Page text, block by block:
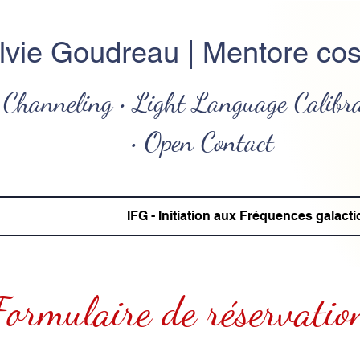
Goudreau | Mentore
Channeling • Light Language
• Open Contact
IFG - Initiation aux Fréquences
de